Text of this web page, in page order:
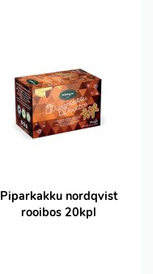
Piparkakku nordqvist
rooibos 20kpl